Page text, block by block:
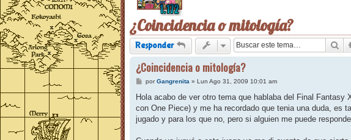
¿Coincidencia o mitología?
Responder
¿Coincidencia o mitología?
M
n
a
j
e
porGangrenita » Lun Ago 31, 2009 10:01 am
Hola acabo de ver otro tema que hablaba del Final
con One Piece) y me ha recordado que tenia una duda, es
jugado y para los que no, pero si alguien me puede